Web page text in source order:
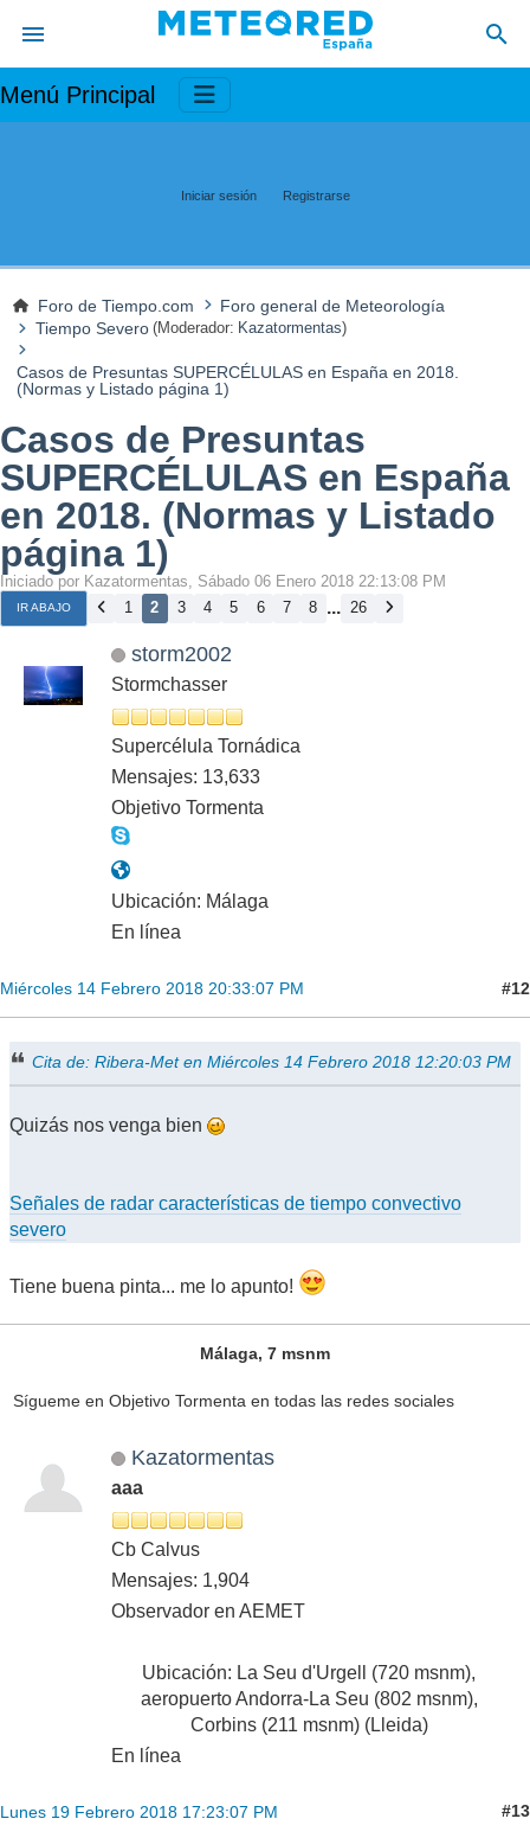
Menú Principal
Iniciar sesión Registrarse
Foro de Tiempo.com
Foro general de Meteorología
Tiempo Severo (Moderador: Kazatormentas)
Casos de Presuntas SUPERCÉLULAS en España en 2018.
(Normas y Listado página 1)
Casos de Presuntas
SUPERCÉLULAS en España
en 2018. (Normas y Listado
página 1)
Iniciado por Kazatormentas, Sábado 06 Enero 2018 22:13:08 PM
IR ABAJO 1 2 3 4 5 6 7 8 ... 26
storm2002
Stormchasser
Supercélula Tornádica
Mensajes: 13,633
Objetivo Tormenta
Ubicación: Málaga
En línea
Miércoles 14 Febrero 2018 20:33:07 PM #12
Cita de: Ribera-Met en Miércoles 14 Febrero 2018 12:20:03 PM
Quizás nos venga bien
Señales de radar características de tiempo convectivo
severo
Tiene buena pinta... me lo apunto!
Málaga, 7 msnm
Sígueme en Objetivo Tormenta en todas las redes sociales
Kazatormentas
aaa
Cb Calvus
Mensajes: 1,904
Observador en AEMET
Ubicación: La Seu d'Urgell (720 msnm),
aeropuerto Andorra-La Seu (802 msnm),
Corbins (211 msnm) (Lleida)
En línea
Lunes 19 Febrero 2018 17:23:07 PM #13